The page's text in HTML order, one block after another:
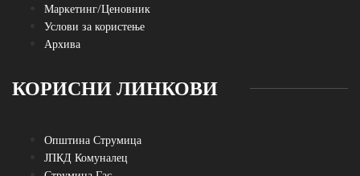
Маркетинг/Ценовник
Услови за користење
Архива
КОРИСНИ ЛИНКОВИ
Општина Струмица
ЈПКД Комуналец